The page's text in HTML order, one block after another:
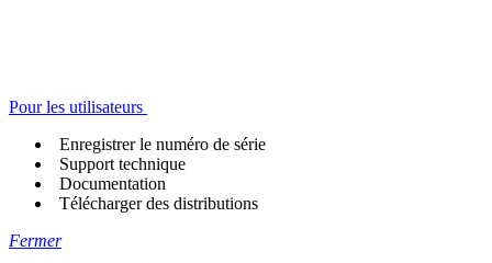
Pour les utilisateurs
Enregistrer le numéro de série
Support technique
Documentation
Télécharger des distributions
Fermer